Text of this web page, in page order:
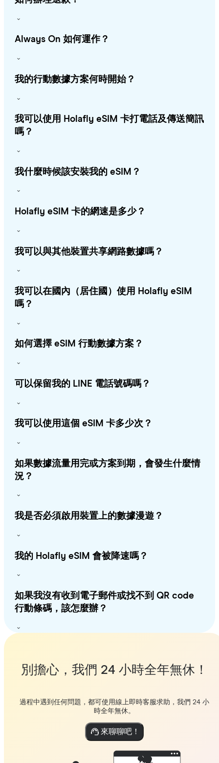
Always On 如何運作？
我的行動數據方案何時開始？
我可以使用 Holafly eSIM 卡打電話及傳送簡訊
嗎？
我什麼時候該安裝我的 eSIM？
Holafly eSIM 卡的網速是多少？
我可以與其他裝置共享網路數據嗎？
我可以在國內（居住國）使用 Holafly eSIM
嗎？
如何選擇 eSIM 行動數據方案？
可以保留我的 LINE 電話號碼嗎？
我可以使用這個 eSIM 卡多少次？
如果數據流量用完或方案到期，會發生什麼情
況？
我是否必須啟用裝置上的數據漫遊？
我的 Holafly eSIM 會被降速嗎？
如果我沒有收到電子郵件或找不到 QR code
行動條碼，該怎麼辦？
別擔心，我們 24 小時全年無休！
過程中遇到任何問題，都可使用線上即時客服求助，我們 24 小
時全年無休。
來聊聊吧！